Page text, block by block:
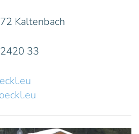
Kaltenbach
33